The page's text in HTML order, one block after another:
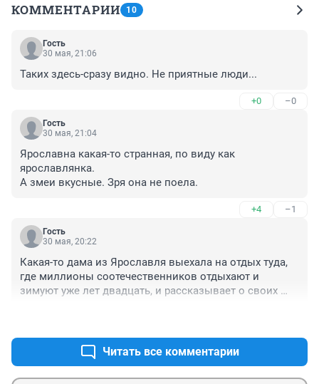
КОММЕНТАРИИ 10
Гость
30 мая, 21:06
Таких здесь-сразу видно. Не приятные люди...
+0 –0
Гость
30 мая, 21:04
Ярославна какая-то странная, по виду как
ярославлянка.
А змеи вкусные. Зря она не поела.
+4 –1
Гость
30 мая, 20:22
Какая-то дама из Ярославля выехала на отдых туда,
где миллионы соотечественников отдыхают и
зимуют уже лет двадцать, и рассказывает о своих
Читать все комментарии